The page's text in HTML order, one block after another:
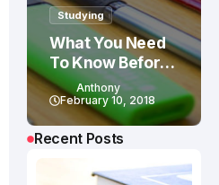
Studying
What You Need
To Know Before
Studying In
Canada
Anthony
February 10, 2018
Recent Posts